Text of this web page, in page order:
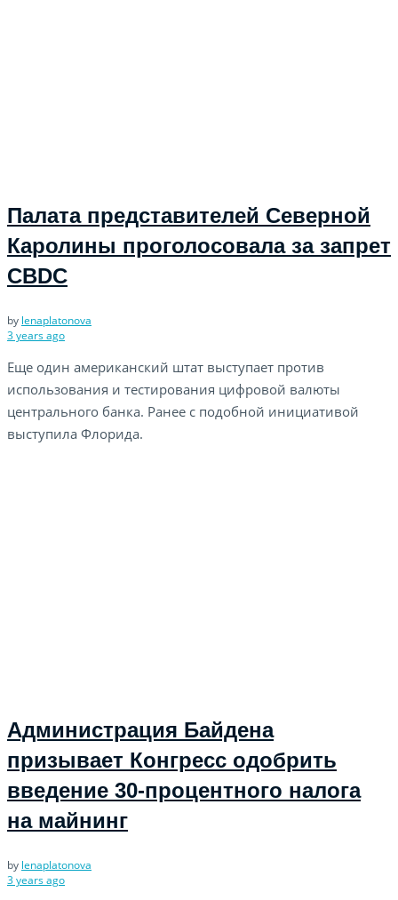
Палата представителей Северной
Каролины проголосовала за запрет
CBDC
by lenaplatonova
3 years ago
Еще один американский штат выступает против
использования и тестирования цифровой валюты
центрального банка. Ранее с подобной инициативой
выступила Флорида.
Администрация Байдена
призывает Конгресс одобрить
введение 30-процентного налога
на майнинг
by lenaplatonova
3 years ago